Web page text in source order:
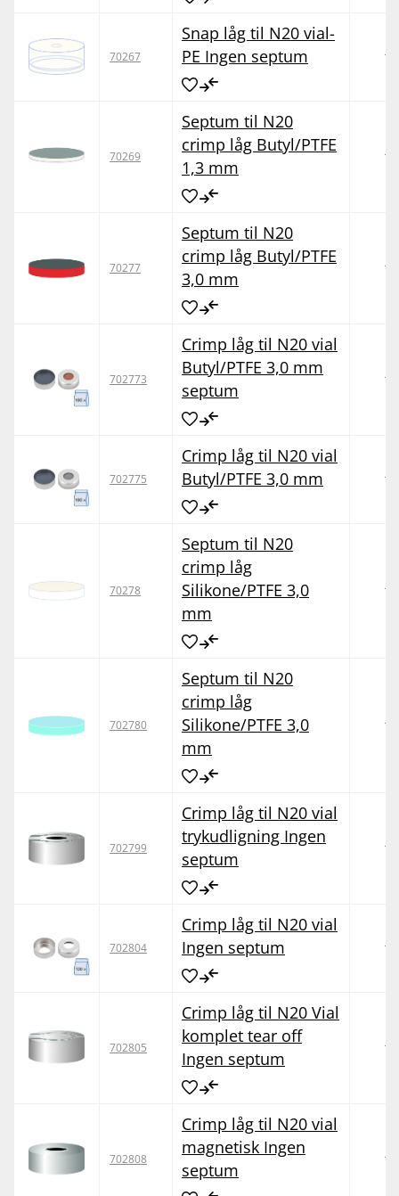
70267
Snap låg til N20 vial-
PE Ingen septum
70269
Septum til N20
crimp låg Butyl/PTFE
1,3 mm
70277
Septum til N20
crimp låg Butyl/PTFE
3,0 mm
702773
Crimp låg til N20 vial
Butyl/PTFE 3,0 mm
septum
702775
Crimp låg til N20 vial
Butyl/PTFE 3,0 mm
70278
Septum til N20
crimp låg
Silikone/PTFE 3,0
mm
702780
Septum til N20
crimp låg
Silikone/PTFE 3,0
mm
702799
Crimp låg til N20 vial
trykudligning Ingen
septum
702804
Crimp låg til N20 vial
Ingen septum
702805
Crimp låg til N20 Vial
komplet tear off
Ingen septum
702808
Crimp låg til N20 vial
magnetisk Ingen
septum